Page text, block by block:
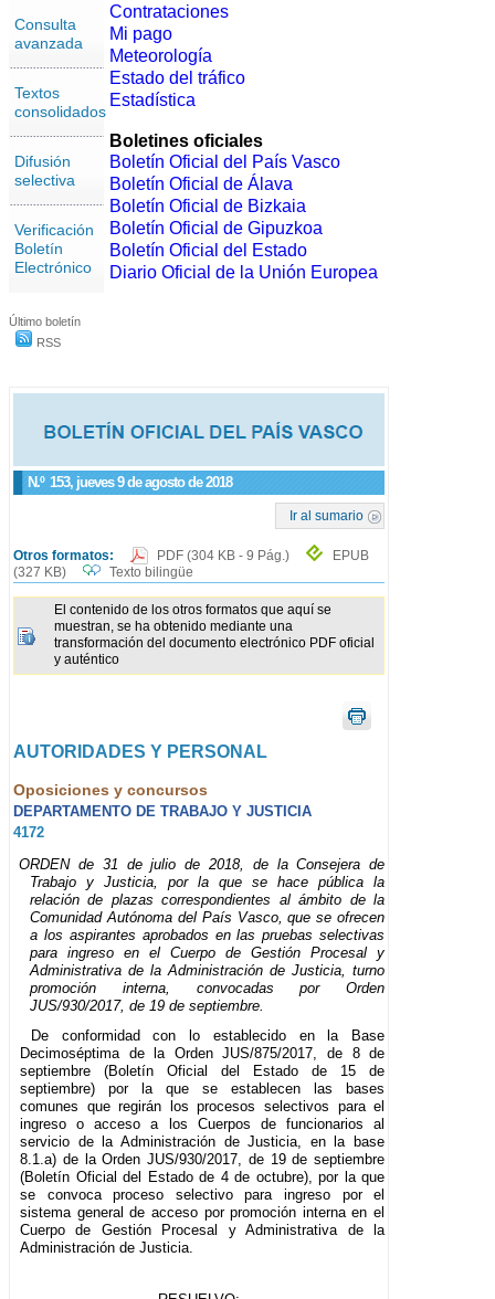
Consulta
avanzada
Textos
consolidados
Difusión
selectiva
Verificación
Boletín
Electrónico
Último boletín
RSS
N.º 153, jueves 9 de agosto de 2018
Ir al sumario
Otros formatos: PDF (304 KB - 9 Pág.)
EPUB
(327 KB)
Texto bilingüe
El contenido de los otros formatos que aquí se
muestran, se ha obtenido mediante una
transformación del documento electrónico PDF oficial
y auténtico
AUTORIDADES Y PERSONAL
Oposiciones y concursos
DEPARTAMENTO DE TRABAJO Y JUSTICIA
4172
ORDEN de 31 de julio de 2018, de la Consejera de
Trabajo y Justicia, por la que se hace pública la
relación de plazas correspondientes al ámbito de la
Comunidad Autónoma del País Vasco, que se ofrecen
a los aspirantes aprobados en las pruebas selectivas
para ingreso en el Cuerpo de Gestión Procesal y
Administrativa de la Administración de Justicia, turno
promoción interna, convocadas por Orden
JUS/930/2017, de 19 de septiembre.
De conformidad con lo establecido en la Base
Decimoséptima de la Orden JUS/875/2017, de 8 de
septiembre (Boletín Oficial del Estado de 15 de
septiembre) por la que se establecen las bases
comunes que regirán los procesos selectivos para el
ingreso o acceso a los Cuerpos de funcionarios al
servicio de la Administración de Justicia, en la base
8.1.a) de la Orden JUS/930/2017, de 19 de septiembre
(Boletín Oficial del Estado de 4 de octubre), por la que
se convoca proceso selectivo para ingreso por el
sistema general de acceso por promoción interna en el
Cuerpo de Gestión Procesal y Administrativa de la
Administración de Justicia.
Contrataciones
Mi pago
Meteorología
Estado del tráfico
Estadística
Boletines oficiales
Boletín Oficial del País Vasco
Boletín Oficial de Álava
Boletín Oficial de Bizkaia
Boletín Oficial de Gipuzkoa
Boletín Oficial del Estado
Diario Oficial de la Unión Europea